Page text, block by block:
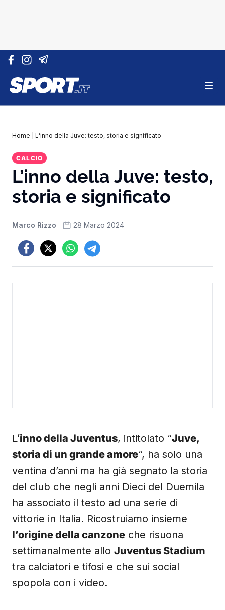
Vai al contenuto
Home L’inno della Juve: testo, storia e significato
CALCIO
L’inno della Juve: testo,
storia e significato
Marco Rizzo 28 Marzo 2024
L’inno della Juventus, intitolato “Juve,
storia di un grande amore“, ha solo una
ventina d’anni ma ha già segnato la storia
del club che negli anni Dieci del Duemila
ha associato il testo ad una serie di
vittorie in Italia. Ricostruiamo insieme
l’origine della canzone che risuona
settimanalmente allo Juventus Stadium
tra calciatori e tifosi e che sui social
spopola con i video.